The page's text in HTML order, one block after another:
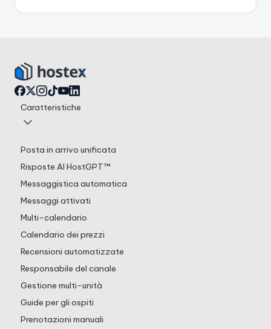
Caratteristiche
Posta in arrivo unificata
Risposte AI HostGPT™
Messaggistica automatica
Messaggi attivati
Multi-calendario
Calendario dei prezzi
Recensioni automatizzate
Responsabile del canale
Gestione multi-unità
Guide per gli ospiti
Prenotazioni manuali